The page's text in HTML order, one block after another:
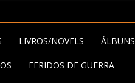
LIVROS/NOVELS ÁLBUNS
FERIDOS DE GUERRA